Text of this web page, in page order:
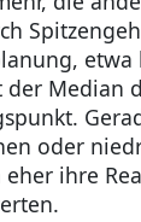
Median
oder
ihre